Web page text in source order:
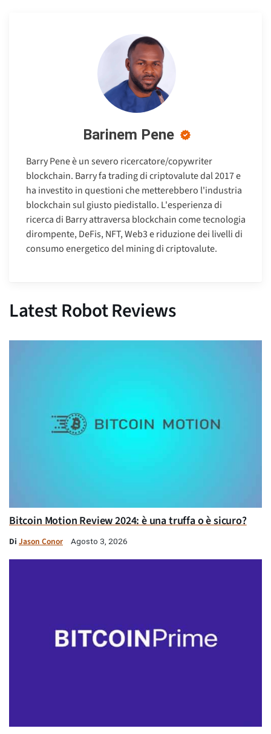
Barinem Pene
Barry Pene è un severo ricercatore/copywriter
blockchain. Barry fa trading di criptovalute dal 2017 e
ha investito in questioni che metterebbero l'industria
blockchain sul giusto piedistallo. L'esperienza di
ricerca di Barry attraversa blockchain come tecnologia
dirompente, DeFis, NFT, Web3 e riduzione dei livelli di
consumo energetico del mining di criptovalute.
Latest Robot Reviews
Bitcoin Motion Review 2024: è una truffa o è sicuro?
Di Jason Conor Agosto 3, 2026